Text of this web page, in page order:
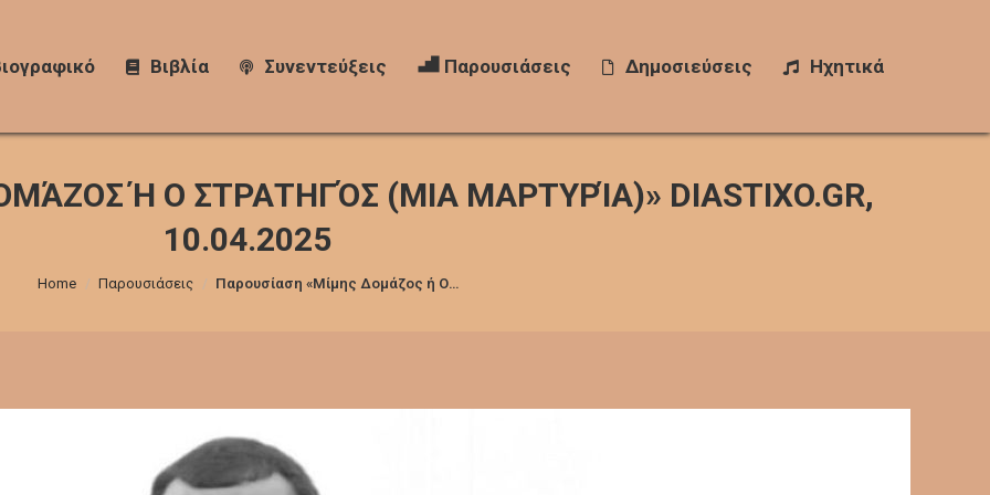
Βιβλία Συνεντεύξεις Παρουσιάσεις Δημοσιεύσεις Ηχητικά
Ή Ο ΣΤΡΑΤΗΓΌΣ (ΜΙΑ ΜΑΡΤΥΡΊΑ)» DIASTIXO.GR,
10.04.2025
You are here:
Home Παρουσιάσεις Παρουσίαση «Μίμης Δομάζος ή Ο…
Βιβλία Συνεντεύξεις Παρουσιάσεις Δημοσιεύσεις Ηχητικά